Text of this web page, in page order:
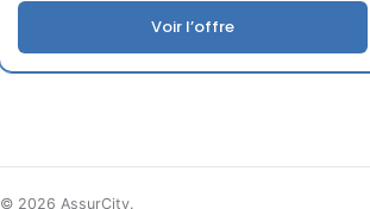
Voir l’offre
© 2026 AssurCity.